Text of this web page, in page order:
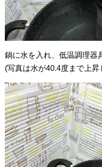
鍋に水を入れ、低温調理器
(写真は水が40.4度まで上昇